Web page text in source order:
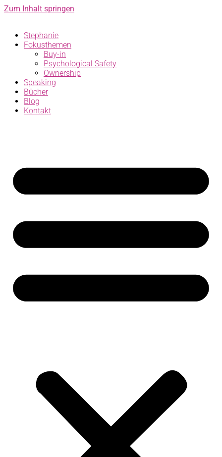
Zum Inhalt springen
Stephanie
Fokusthemen
Buy-in
Psychological Safety
Ownership
Speaking
Bücher
Blog
Kontakt